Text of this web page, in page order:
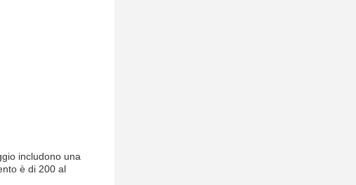
includono una
è di 200 al